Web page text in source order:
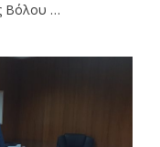
Βόλου …